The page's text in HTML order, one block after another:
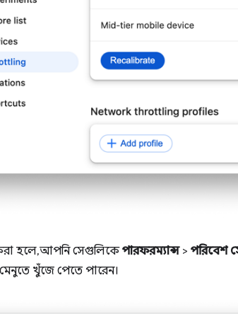
করা হলে, আপনি সেগুলিকেপারফরম্যান্স> পরিবেশ
খুঁজে পেতে পারেন।